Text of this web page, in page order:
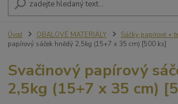
Úvod OBALOVÉ MATERIÁLY Sáčky papírové +
papírový sáček hnědý 2,5kg (15+7 x 35 cm) [500 ks]
Svačinový papírový
2,5kg (15+7 x 35 cm)